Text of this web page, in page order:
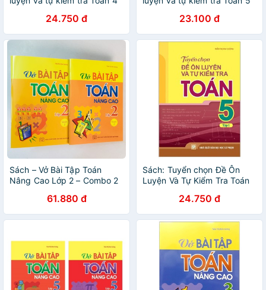
24.750 đ 23.100 đ
Sách – Vở Bài Tập Toán
Nâng Cao Lớp 2 – Combo 2
61.880 đ
Sách: Tuyển chọn Đề Ôn
Luyện Và Tự Kiểm Tra Toán
24.750 đ